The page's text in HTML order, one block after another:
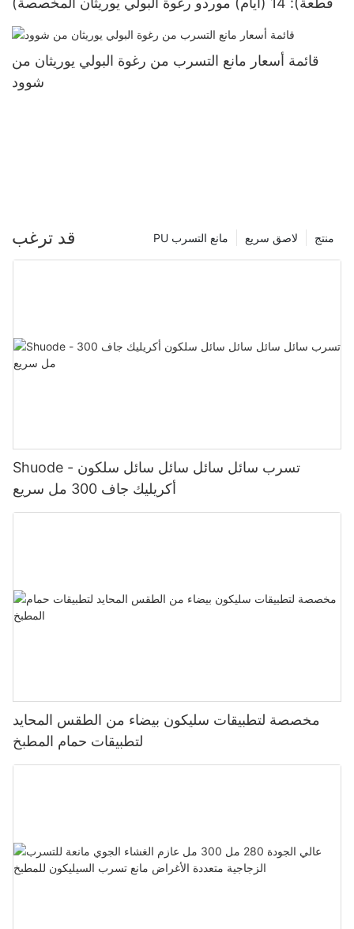
قائمة أسعار مانع التسرب من رغوة البولي يوريثان من
شوود
قد ترغب منتج لاصق سريع PU مانع التسرب
Shuode - تسرب سائل سائل سائل سائل سلكون
أكريليك جاف 300 مل سريع
مخصصة لتطبيقات سليكون بيضاء من الطقس المحايد
لتطبيقات حمام المطبخ